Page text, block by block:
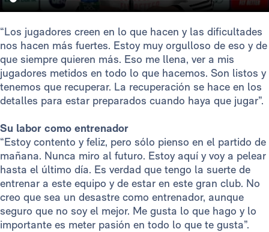
“Los jugadores creen en lo que hacen y las dificultades
nos hacen más fuertes. Estoy muy orgulloso de eso y de
que siempre quieren más. Eso me llena, ver a mis
jugadores metidos en todo lo que hacemos. Son listos y
tenemos que recuperar. La recuperación se hace en los
detalles para estar preparados cuando haya que jugar”.
Su labor como entrenador
“Estoy contento y feliz, pero sólo pienso en el partido de
mañana. Nunca miro al futuro. Estoy aquí y voy a pelear
hasta el último día. Es verdad que tengo la suerte de
entrenar a este equipo y de estar en este gran club. No
creo que sea un desastre como entrenador, aunque
seguro que no soy el mejor. Me gusta lo que hago y lo
importante es meter pasión en todo lo que te gusta”.